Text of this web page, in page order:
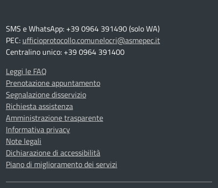
SMS e WhatsApp: +39 0964 391490 (solo WA)
PEC: ufficioprotocollo.comunelocri@asmepec.it
Centralino unico: +39 0964 391400
Leggi le FAQ
Prenotazione appuntamento
Segnalazione disservizio
Richiesta assistenza
Amministrazione trasparente
Informativa privacy
Note legali
Dichiarazione di accessibilità
Piano di miglioramento dei servizi